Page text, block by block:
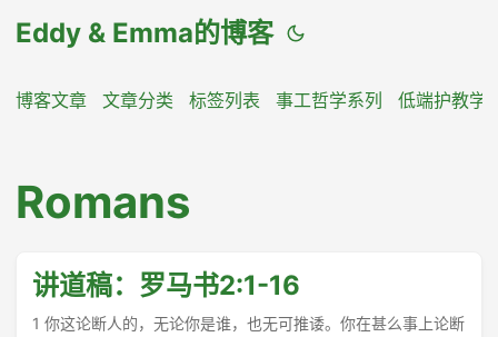
Eddy & Emma的博客
博客文章 文章分类 标签列表 事工哲学系列 低端护教学
Romans
讲道稿：罗马书2:1-16
1 你这论断人的，无论你是谁，也无可推诿。你在甚么事上论断